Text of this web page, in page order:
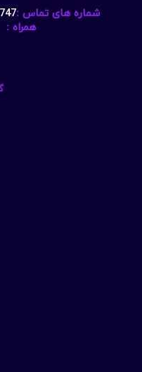
شماره های تماس :
همراه :